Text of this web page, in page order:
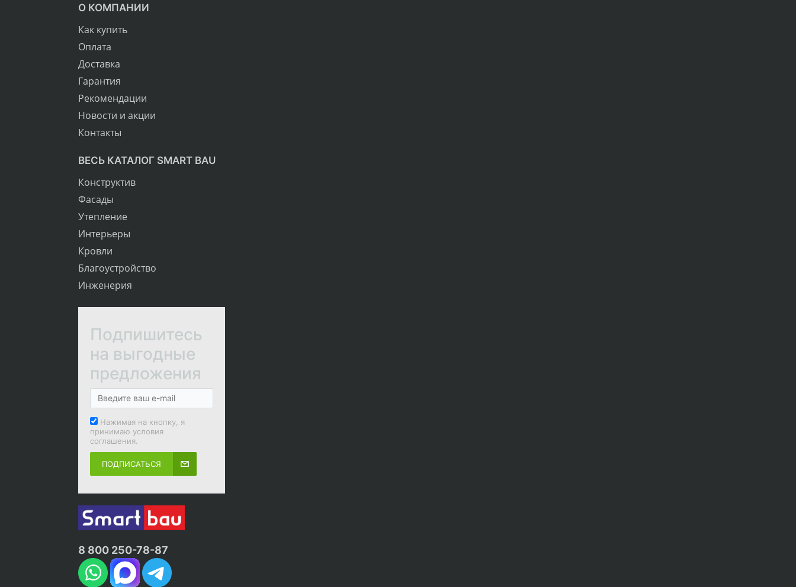
О КОМПАНИИ
Как купить
Оплата
Доставка
Гарантия
Рекомендации
Новости и акции
Контакты
ВЕСЬ КАТАЛОГ SMART BAU
Конструктив
Фасады
Утепление
Интерьеры
Кровли
Благоустройство
Инженерия
Подпишитесь
на выгодные
предложения
Нажимая на кнопку, я
принимаю условия
соглашения.
ПОДПИСАТЬСЯ
8 800 250-78-87